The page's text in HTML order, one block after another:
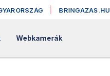
BRINGAZAS.HU
Webkamerák